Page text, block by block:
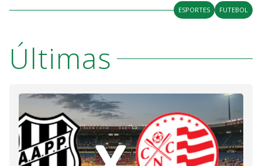
ESPORTES FUTEBOL
Últimas